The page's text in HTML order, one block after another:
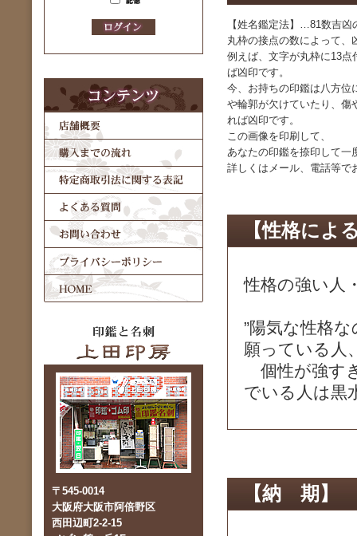
〒545-0014
大阪府大阪市阿倍野区
西田辺町2-2-15
【姓名鑑定法】…81数吉凶
丸枠の接点の数によって、
例えば、文字が丸枠に13点
ば凶印です。
今、お持ちの印鑑は八方位
や輪郭が欠けていたり、傷
れば凶印です。
この画像を印刷して、
あなたの印鑑を捺印して一
詳しくはメール、電話等で
【性格によ
性格の強い人
”陽気な性格
願っている人
個性が強す
でいる人は黒
【納 期】